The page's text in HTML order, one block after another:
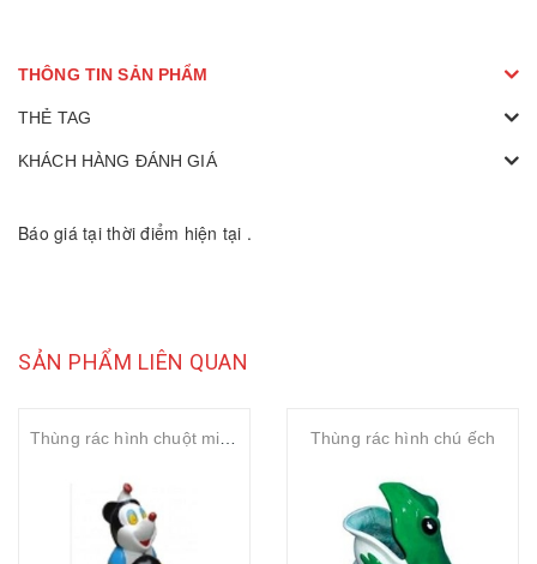
THÔNG TIN SẢN PHẨM
THẺ TAG
KHÁCH HÀNG ĐÁNH GIÁ
Báo giá tại thời điểm hiện tại .
SẢN PHẨM LIÊN QUAN
Thùng rác hình chú ếch